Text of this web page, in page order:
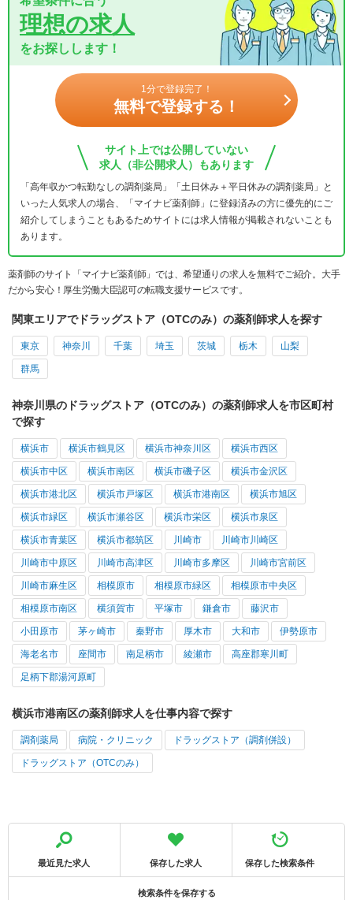
理想の求人
をお探しします！
1分で登録完了！
無料で登録する！
サイト上では公開していない
求人（非公開求人）もあります
「高年収かつ転勤なしの調剤薬局」「土日休み＋平日休みの調剤薬局」と
いった人気求人の場合、「マイナビ薬剤師」に登録済みの方に優先的にご
紹介してしまうこともあるためサイトには求人情報が掲載されないことも
あります。
薬剤師のサイト「マイナビ薬剤師」では、希望通りの求人を無料でご紹介。大手
だから安心！厚生労働大臣認可の転職支援サービスです。
関東エリアでドラッグストア（OTCのみ）の薬剤師求人を探す
東京 神奈川 千葉 埼玉 茨城 栃木 山梨
群馬
神奈川県のドラッグストア（OTCのみ）の薬剤師求人を市区町村
で探す
横浜市 横浜市鶴見区 横浜市神奈川区 横浜市西区
横浜市中区 横浜市南区 横浜市磯子区 横浜市金沢区
横浜市港北区 横浜市戸塚区 横浜市港南区 横浜市旭区
横浜市緑区 横浜市瀬谷区 横浜市栄区 横浜市泉区
横浜市青葉区 横浜市都筑区 川崎市 川崎市川崎区
川崎市中原区 川崎市高津区 川崎市多摩区 川崎市宮前区
川崎市麻生区 相模原市 相模原市緑区 相模原市中央区
相模原市南区 横須賀市 平塚市 鎌倉市 藤沢市
小田原市 茅ヶ崎市 秦野市 厚木市 大和市 伊勢原市
海老名市 座間市 南足柄市 綾瀬市 高座郡寒川町
足柄下郡湯河原町
横浜市港南区の薬剤師求人を仕事内容で探す
調剤薬局 病院・クリニック ドラッグストア（調剤併設）
ドラッグストア（OTCのみ）
最近見た求人 保存した求人 保存した検索条件
検索条件を保存する